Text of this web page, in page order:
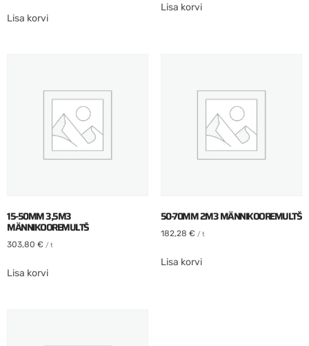
Lisa korvi
Lisa korvi
15-50MM 3,5M3
MÄNNIKOOREMULTŠ
303,80 € / t
Lisa korvi
50-70MM 2M3 MÄNNIKOOREMULTŠ
182,28 € / t
Lisa korvi